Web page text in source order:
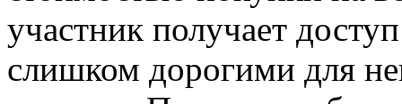
участник получает
слишком дорогими для